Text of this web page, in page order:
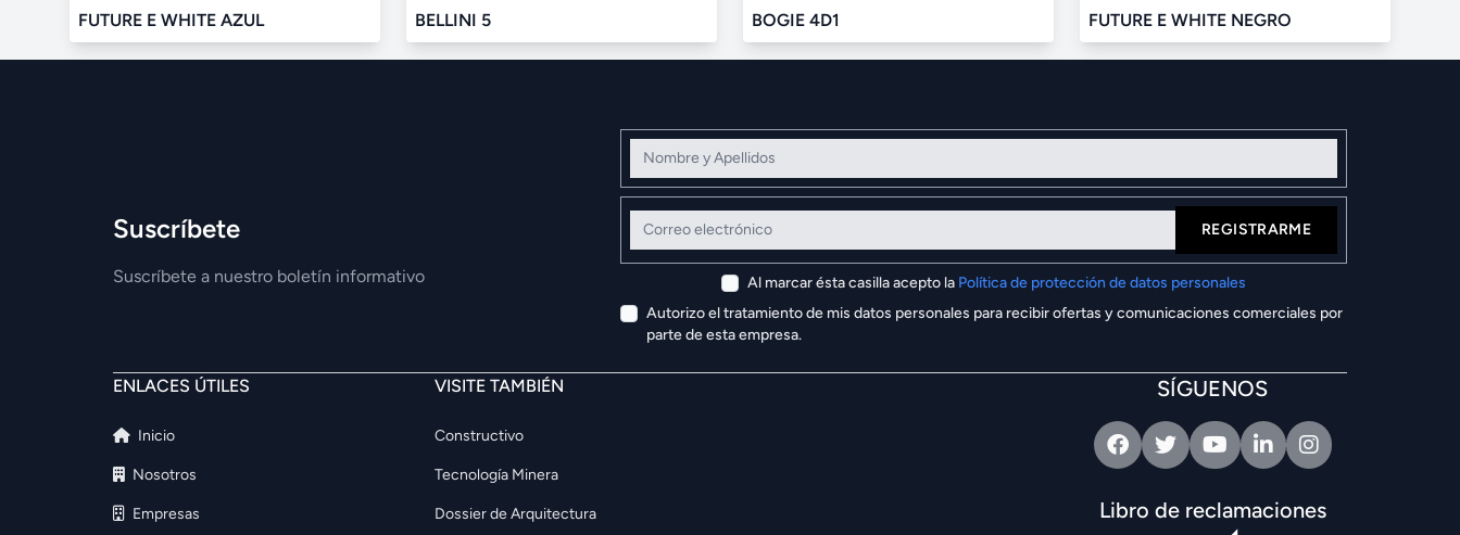
FUTURE E WHITE AZUL BELLINI 5 BOGIE 4D1 FUTURE E WHITE NEGRO
Suscríbete
Suscríbete a nuestro boletín informativo
Nombre y Apellidos
Correo electrónico
REGISTRARME
Al marcar ésta casilla acepto la Política de protección de datos personales
Autorizo el tratamiento de mis datos personales para recibir ofertas y comunicaciones comerciales por
parte de esta empresa.
ENLACES ÚTILES
Inicio
Nosotros
Empresas
VISITE TAMBIÉN
Constructivo
Tecnología Minera
Dossier de Arquitectura
SÍGUENOS
FacebookTwitterYoutubeLinkedinIntagram
Libro de reclamaciones